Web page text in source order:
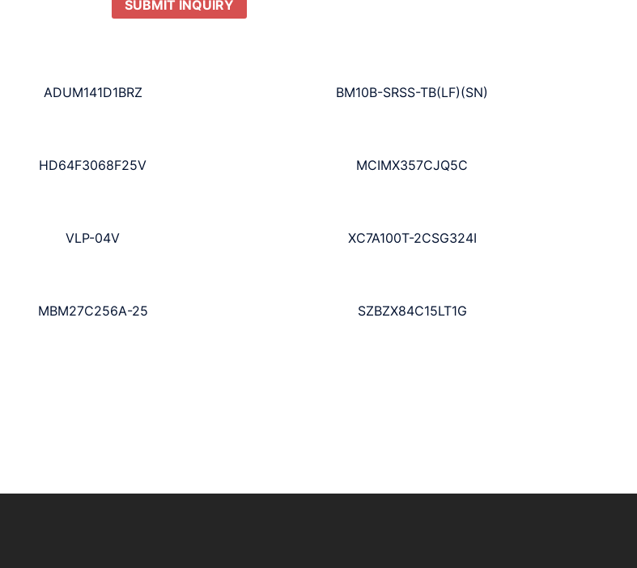
SUBMIT INQUIRY
ADUM141D1BRZ BM10B-SRSS-TB(LF)(SN)
HD64F3068F25V MCIMX357CJQ5C
VLP-04V XC7A100T-2CSG324I
MBM27C256A-25 SZBZX84C15LT1G